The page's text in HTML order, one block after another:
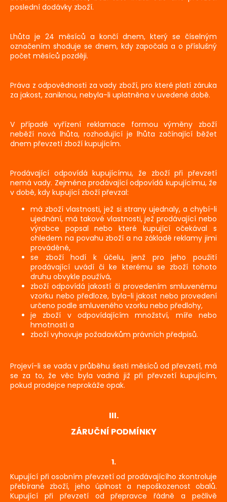
poslední dodávky zboží.
Lhůta je 24 měsíců a končí dnem, který se číselným
označením shoduje se dnem, kdy započala a o příslušný
počet měsíců později.
Práva z odpovědnosti za vady zboží, pro které platí záruka
za jakost, zaniknou, nebyla-li uplatněna v uvedené době.
V případě vyřízení reklamace formou výměny zboží
neběží nová lhůta, rozhodující je lhůta začínající běžet
dnem převzetí zboží kupujícím.
Prodávající odpovídá kupujícímu, že zboží při převzetí
nemá vady. Zejména prodávající odpovídá kupujícímu, že
v době, kdy kupující zboží převzal:
má zboží vlastnosti, jež si strany ujednaly, a chybí-li
ujednání, má takové vlastnosti, jež prodávající nebo
výrobce popsal nebo které kupující očekával s
ohledem na povahu zboží a na základě reklamy jimi
prováděné,
se zboží hodí k účelu, jenž pro jeho použití
prodávající uvádí či ke kterému se zboží tohoto
druhu obvykle používá,
zboží odpovídá jakostí či provedením smluvenému
vzorku nebo předloze, byla-li jakost nebo provedení
určeno podle smluveného vzorku nebo předlohy,
je zboží v odpovídajícím množství, míře nebo
hmotnosti a
zboží vyhovuje požadavkům právních předpisů.
Projeví-li se vada v průběhu šesti měsíců od převzetí, má
se za to, že věc byla vadná již při převzetí kupujícím,
pokud prodejce neprokáže opak.
III.
ZÁRUČNÍ PODMÍNKY
1.
Kupující při osobním převzetí od prodávajícího zkontroluje
přebírané zboží, jeho úplnost a nepoškozenost obalů.
Kupující při převzetí od přepravce řádně a pečlivě